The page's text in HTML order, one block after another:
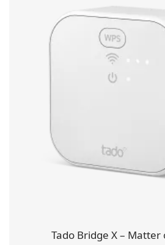
Tado Bridge X –